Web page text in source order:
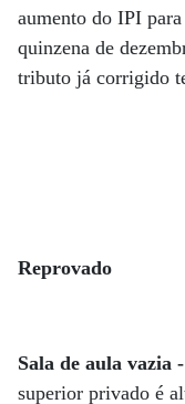
aumento do IPI
quinzena de
tributo já corrigido
Reprovado
Sala de aula vazia -
superior privado é